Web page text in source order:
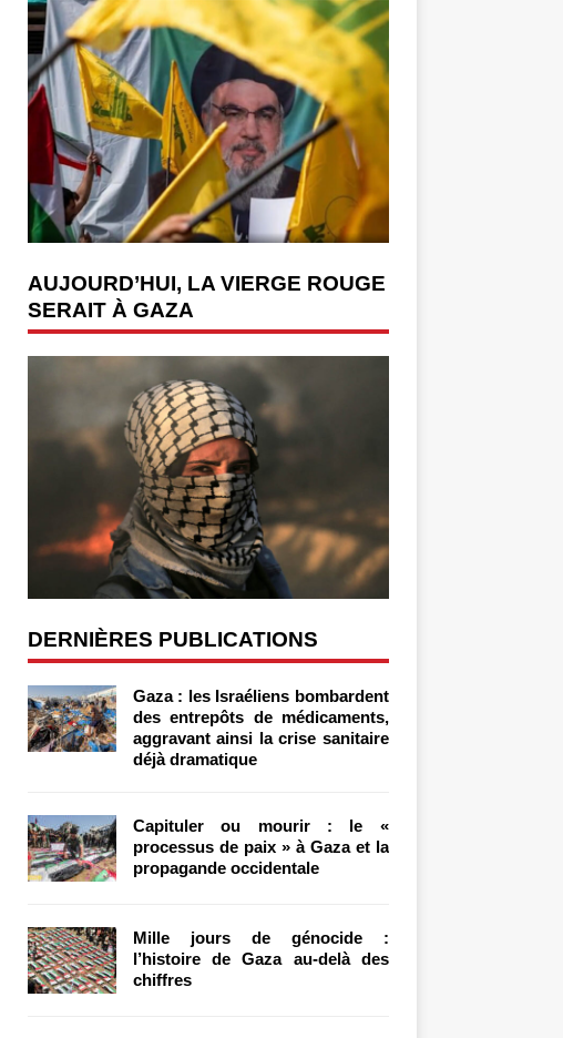
AUJOURD’HUI, LA VIERGE ROUGE
SERAIT À GAZA
DERNIÈRES PUBLICATIONS
Gaza : les Israéliens bombardent
des entrepôts de médicaments,
aggravant ainsi la crise sanitaire
déjà dramatique
Capituler ou mourir : le «
processus de paix » à Gaza et la
propagande occidentale
Mille jours de génocide :
l’histoire de Gaza au-delà des
chiffres